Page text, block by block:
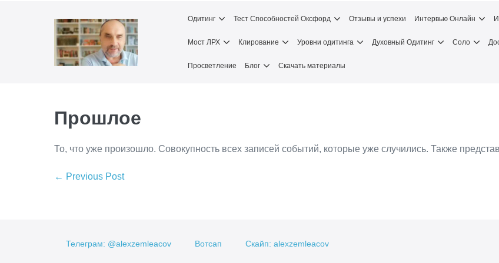
Одитинг Тест Способностей Оксфорд Отзывы и успехи Интервью Онлайн
Мост ЛРХ Клирование Уровни одитинга Духовный Одитинг Соло
Просветление Блог Скачать материалы
Прошлое
То, что уже произошло. Совокупность всех записей событий, которые уже случились. Также
Post
← Previous Post
Телеграм: @alexzemleacov Вотсап Скайп: alexzemleacov